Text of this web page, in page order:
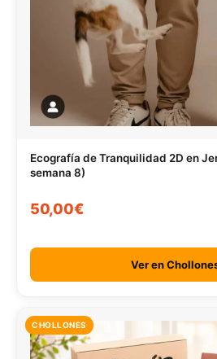
Ecografía de Tranquilidad 2D en
semana 8)
50,00€
Ver en
CHOLLONES